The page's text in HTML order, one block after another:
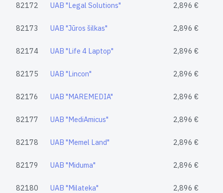
82172 UAB "Legal Solutions" 2,896 €
82173 UAB "Jūros šilkas" 2,896 €
82174 UAB "Life 4 Laptop" 2,896 €
82175 UAB "Lincon" 2,896 €
82176 UAB "MAREMEDIA" 2,896 €
82177 UAB "MediAmicus" 2,896 €
82178 UAB "Memel Land" 2,896 €
82179 UAB "Miduma" 2,896 €
82180 UAB "Milateka" 2,896 €